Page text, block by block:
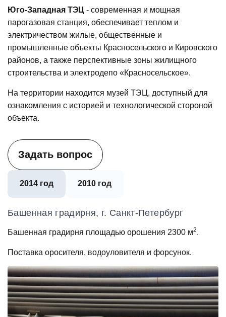
Юго‑Западная ТЭЦ - современная и мощная
парогазовая станция, обеспечивает теплом и
электричеством жилые, общественные и
промышленные объекты Красносельского и Кировского
районов, а также перспективные зоны жилищного
строительства и электродепо «Красносельское».
На территории находится музей ТЭЦ, доступный для
ознакомления с историей и технологической стороной
объекта.
Задать вопрос
2014 год 2010 год
Башенная градирня, г. Санкт-Петербург
Башенная градирня площадью орошения 2300 м2.
Поставка оросителя, водоуловителя и форсунок.